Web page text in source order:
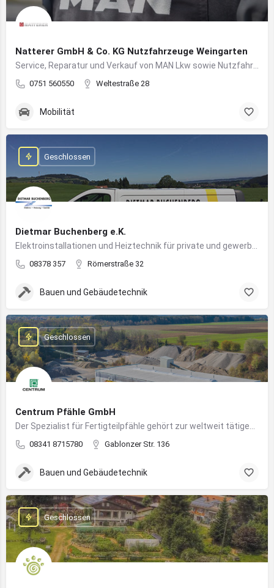
Natterer GmbH & Co. KG Nutzfahrzeuge Weingarten
0751 560550 Weltestraße 28
Mobilität
Dietmar Buchenberg e.K.
08378 357 Römerstraße 32
Geschlossen
Bauen und Gebäudetechnik
Centrum Pfähle GmbH
08341 8715780 Gablonzer Str. 136
Geschlossen
Bauen und Gebäudetechnik
Geschlossen